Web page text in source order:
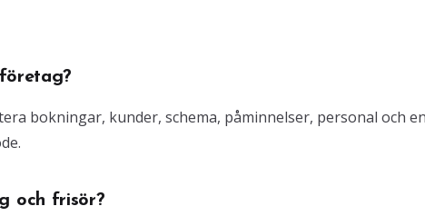
bokningar, kunder, schema, påminnelser, personal och en
och frisör?